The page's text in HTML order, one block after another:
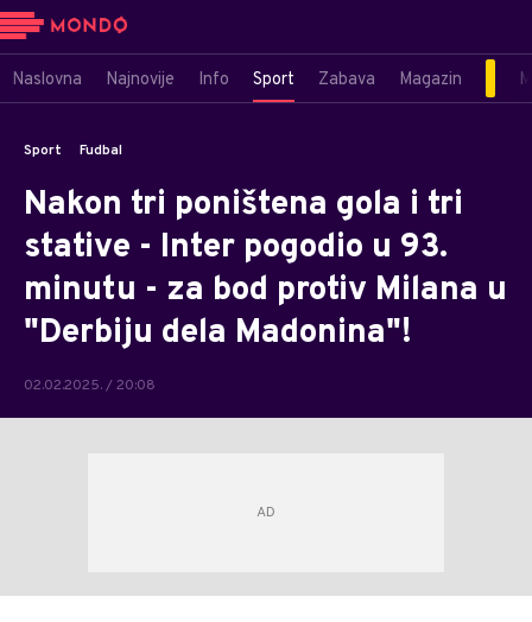
Naslovna Najnovije Info Sport Zabava Magazin
Sport Fudbal
Nakon tri poništena gola i tri
stative - Inter pogodio u 93.
minutu - za bod protiv Milana u
"Derbiju dela Madonina"!
02.02.2025. / 20:08